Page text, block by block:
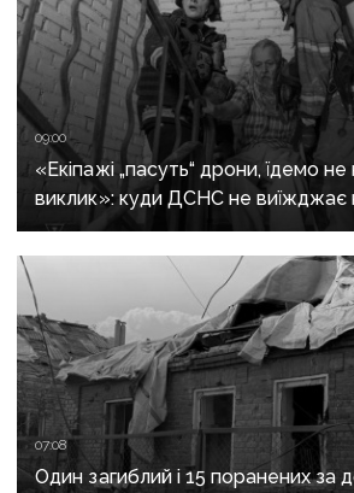
09:00
«Екіпажі „пасуть“ дрони, їдемо
виклик»: куди ДСНС не виїжджає
надзвичайних ситуацій у
та Слов’янську
07:08
Один загиблий і 15 поранених за